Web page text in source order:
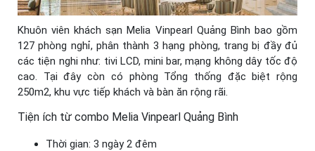
Khuôn viên khách sạn Melia Vinpearl Quảng Bình bao gồm
127 phòng nghỉ, phân thành 3 hạng phòng, trang bị đầy đủ
các tiện nghi như: tivi LCD, mini bar, mạng không dây tốc độ
cao. Tại đây còn có phòng Tổng thống đặc biệt rộng
250m2, khu vực tiếp khách và bàn ăn rộng rãi.
Tiện ích từ combo Melia Vinpearl Quảng Bình
Thời gian: 3 ngày 2 đêm